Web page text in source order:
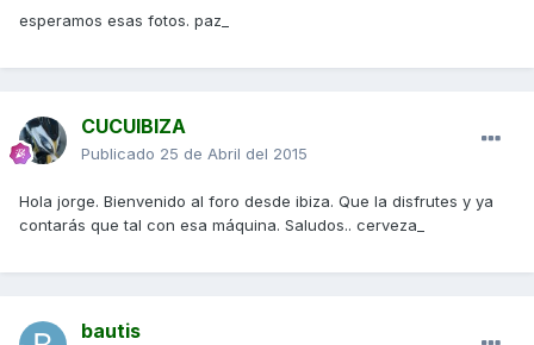
esperamos esas fotos. paz_
CUCUIBIZA
Publicado 25 de Abril del 2015
Hola jorge. Bienvenido al foro desde ibiza. Que la disfrutes y ya
contarás que tal con esa máquina. Saludos.. cerveza_
bautis